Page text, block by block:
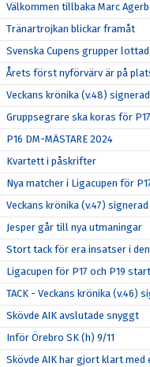
Välkommen tillbaka Marc
Tränartrojkan blickar framåt
Svenska Cupens grupper
Årets först nyförvärv är på
Veckans krönika (v.48)
Gruppsegrare ska koras för
P16 DM-MÄSTARE 2024
Kvartett i påskrifter
Nya matcher i Ligacupen för
Veckans krönika (v.47)
Jesper går till nya utmaningar
Stort tack för era insatser i
Ligacupen för P17 och P19
TACK - Veckans krönika (v.46)
Skövde AIK avslutade snyggt
Inför Örebro SK (h) 9/11
Skövde AIK har gjort klart med